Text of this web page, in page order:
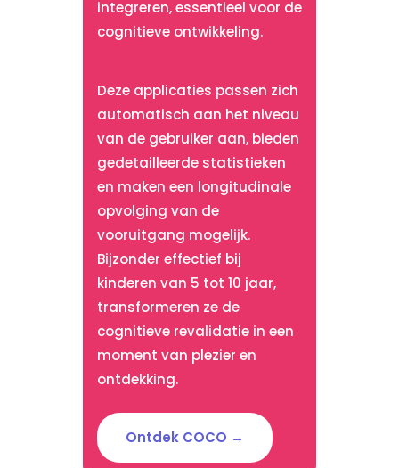
integreren, essentieel voor de
cognitieve ontwikkeling.
Deze applicaties passen zich
automatisch aan het niveau
van de gebruiker aan, bieden
gedetailleerde statistieken
en maken een longitudinale
opvolging van de
vooruitgang mogelijk.
Bijzonder effectief bij
kinderen van 5 tot 10 jaar,
transformeren ze de
cognitieve revalidatie in een
moment van plezier en
ontdekking.
Ontdek COCO →